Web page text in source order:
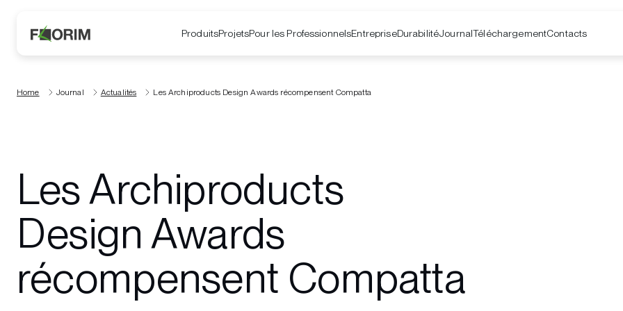
ProduitsProjetsPour les ProfessionnelsEntrepriseDurabilitéJournalTéléchargementContacts
Home Journal Actualités Les Archiproducts Design Awards récompensent Compatta
Les Archiproducts
Design Awards
récompensent Compatta